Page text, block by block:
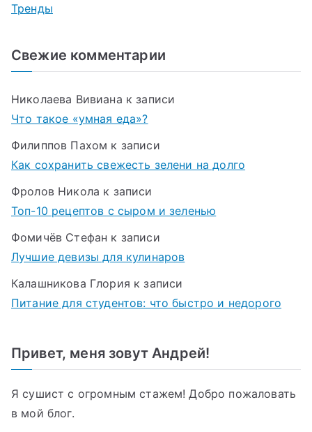
Тренды
Свежие комментарии
Николаева Вивиана к записи
Что такое «умная еда»?
Филиппов Пахом к записи
Как сохранить свежесть зелени на долго
Фролов Никола к записи
Топ-10 рецептов с сыром и зеленью
Фомичёв Стефан к записи
Лучшие девизы для кулинаров
Калашникова Глория к записи
Питание для студентов: что быстро и недорого
Привет, меня зовут Андрей!
Я сушист с огромным стажем! Добро пожаловать
в мой блог.